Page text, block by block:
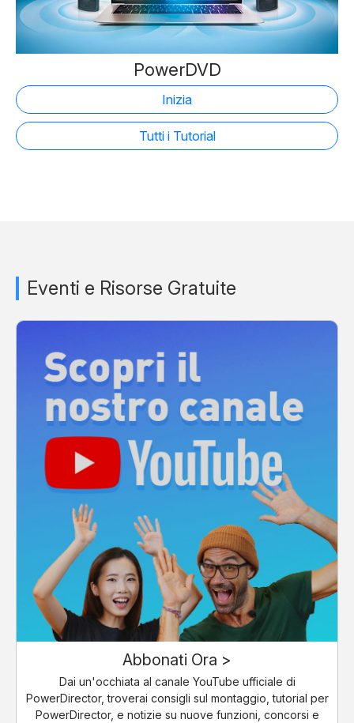
PowerDVD
Inizia
Tutti i Tutorial
Eventi e Risorse Gratuite
Abbonati Ora >
Dai un'occhiata al canale YouTube ufficiale di
PowerDirector, troverai consigli sul montaggio, tutorial per
PowerDirector, e notizie su nuove funzioni, concorsi e